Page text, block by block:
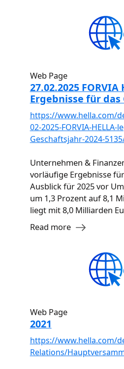
Web Page
27.02.2025
Ergebnisse für das
https://www.hella.com/
02-2025-FORVIA-
Geschaftsjahr-2024-
Unternehmen &
vorläufige Ergebnisse
Ausblick für 2025 vor
um 1,3 Prozent auf 8,1
liegt mit 8,0 Milliarden Eu
Read more
Web Page
2021
https://www.hella.com/
Relations/